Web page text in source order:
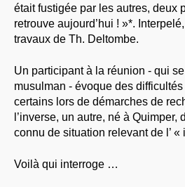
était fustigée par les autres, deux
retrouve aujourd’hui ! »*.
travaux de Th. Deltombe.
Un participant à la réunion - qui
musulman - évoque des
certains lors de démarches de
l’inverse, un autre, né à Quimper,
connu de situation relevant de l’
Voilà qui interroge …